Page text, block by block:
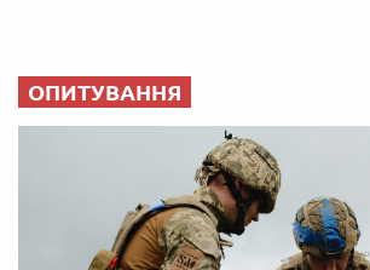
ОПИТУВАННЯ